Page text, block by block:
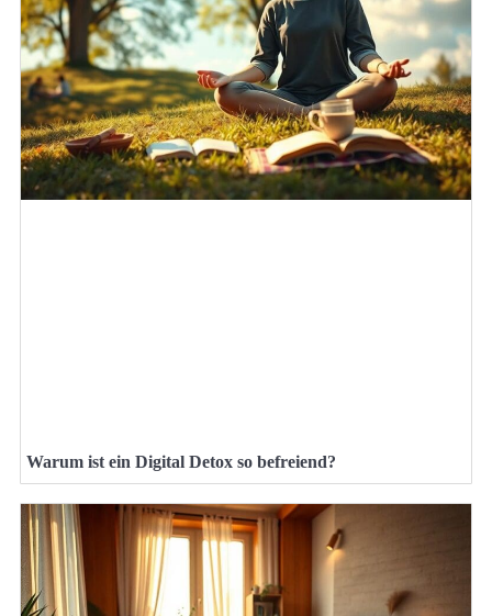
Warum ist ein Digital Detox so befreiend?